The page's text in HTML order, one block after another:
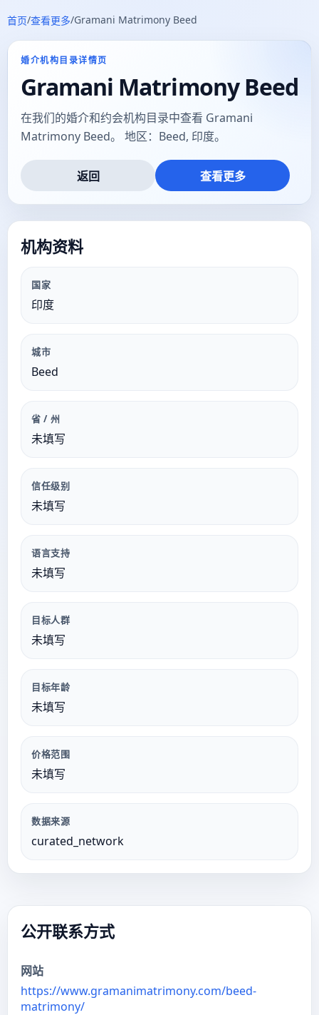
首页/查看更多/Gramani Matrimony Beed
婚介机构目录详情页
Gramani Matrimony Beed
在我们的婚介和约会机构目录中查看 Gramani
Matrimony Beed。 地区：Beed, 印度。
返回 查看更多
机构资料
国家
印度
城市
Beed
省 / 州
未填写
信任级别
未填写
语言支持
未填写
目标人群
未填写
目标年龄
未填写
价格范围
未填写
数据来源
curated_network
公开联系方式
网站
https://www.gramanimatrimony.com/beed-
matrimony/